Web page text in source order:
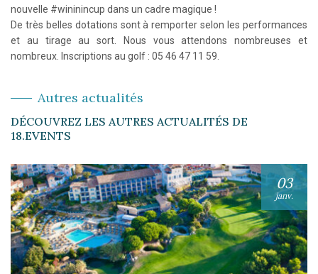
nouvelle #wininincup dans un cadre magique !
De très belles dotations sont à remporter selon les performances
et au tirage au sort. Nous vous attendons nombreuses et
nombreux. Inscriptions au golf : 05 46 47 11 59.
Autres actualités
DÉCOUVREZ LES AUTRES ACTUALITÉS DE
18.EVENTS
03
janv.